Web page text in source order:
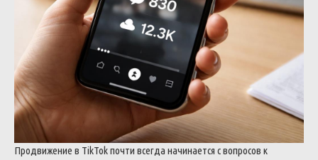
Продвижение в TikTok почти всегда начинается с вопросов к